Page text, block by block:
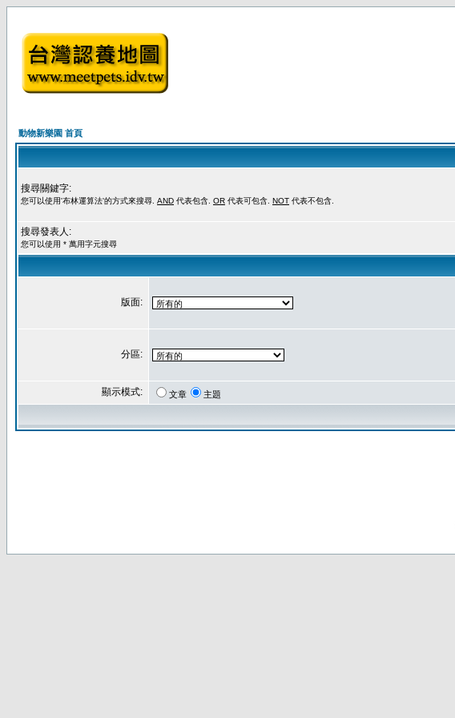
動物新樂園 首頁
搜尋關鍵字:
您可以使用'布林運算法'的方式來搜尋. AND 代表包含. OR 代表可包含. NOT 代表不包含.
搜尋發表人:
您可以使用 * 萬用字元搜尋
版面:
分區:
顯示模式: 文章 主題